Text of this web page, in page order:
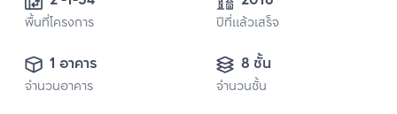
พื้นที่โครงการ ปีที่แล้วเสร็จ
1 อาคาร
จำนวนอาคาร
8 ชั้น
จำนวนชั้น